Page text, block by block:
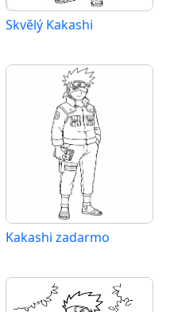
Skvělý Kakashi
Kakashi zadarmo